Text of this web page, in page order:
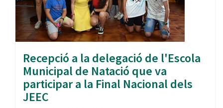
Recepció a la delegació de l'Escola
Municipal de Natació que va
participar a la Final Nacional dels
JEEC